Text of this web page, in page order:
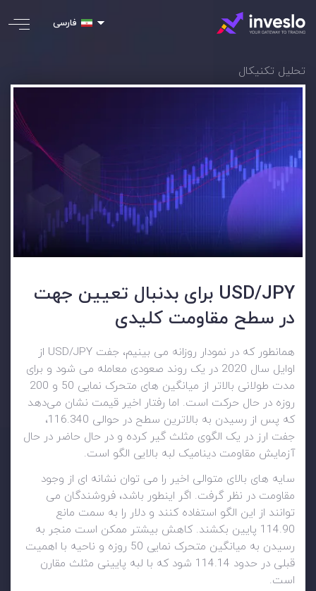
فارسی
تحلیل تکنیکال
USD/JPY برای بدنبال تعیین جهت
در سطح مقاومت کلیدی
همانطور که در نمودار روزانه می بینیم، جفت USD/JPY از
اوایل سال 2020 در یک روند صعودی معامله می شود و برای
مدت طولانی بالاتر از میانگین های متحرک نمایی 50 و 200
روزه در حال حرکت است. اما رفتار اخیر قیمت نشان می‌دهد
که پس از رسیدن به بالاترین سطح در حوالی 116.340،
جفت ارز در یک الگوی مثلث گیر کرده و در حال حاضر در حال
آزمایش مقاومت دینامیک لبه بالایی الگو است.
سایه های بالای متوالی اخیر را می توان نشانه ای از وجود
مقاومت در نظر گرفت. اگر اینطور باشد، فروشندگان می
توانند از این الگو استفاده کنند و دلار را به سمت مانع
114.90 پایین بکشند. کاهش بیشتر ممکن است منجر به
رسیدن به میانگین متحرک نمایی 50 روزه و ناحیه با اهمیت
قبلی در حدود 114.14 شود که با لبه پایینی مثلث مقارن
است.